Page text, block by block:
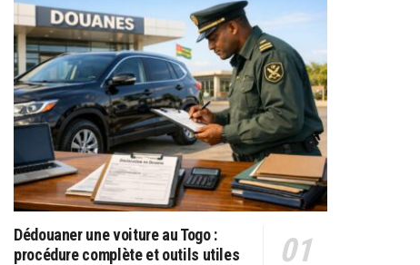
Dédouaner une voiture au Togo :
procédure complète et outils utiles